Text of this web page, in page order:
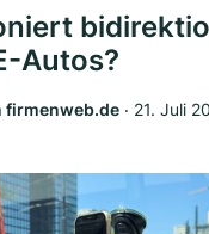
Autos?
firmenweb.de ‧ 21. Juli